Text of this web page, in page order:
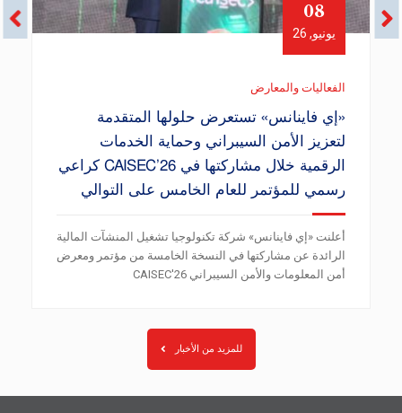
08
يونيو, 26
الفعاليات والمعارض
«إي فاينانس» تستعرض حلولها المتقدمة
لتعزيز الأمن السيبراني وحماية الخدمات
الرقمية خلال مشاركتها في CAISEC’26 كراعي
رسمي للمؤتمر للعام الخامس على التوالي
أعلنت «إي فاينانس» شركة تكنولوجيا تشغيل المنشآت المالية
الرائدة عن مشاركتها في النسخة الخامسة من مؤتمر ومعرض
أمن المعلومات والأمن السيبراني CAISEC'26
للمزيد من الأخبار